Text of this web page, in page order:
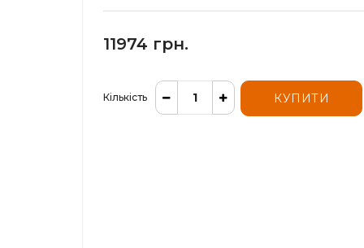
11974 грн.
Кількість КУПИТИ